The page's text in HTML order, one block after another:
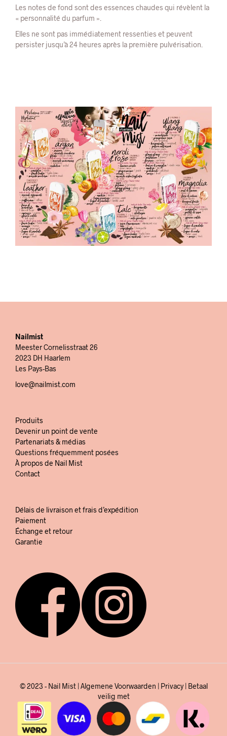
Les notes de fond sont des essences chaudes qui révèlent la
« personnalité du parfum ».
Elles ne sont pas immédiatement ressenties et peuvent
persister jusqu’à 24 heures après la première pulvérisation.
Nailmist
Meester Cornelisstraat 26
2023 DH Haarlem
Les Pays-Bas
love@nailmist.com
Produits
Devenir un point de vente
Partenariats & médias
Questions fréquemment posées
À propos de Nail Mist
Contact
Délais de livraison et frais d’expédition
Paiement
Échange et retour
Garantie
© 2023 - Nail Mist | Algemene Voorwaarden | Privacy| Betaal
veilig met